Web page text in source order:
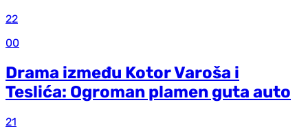
22
00
Drama između Kotor Varoša i
Teslića: Ogroman plamen guta auto
21